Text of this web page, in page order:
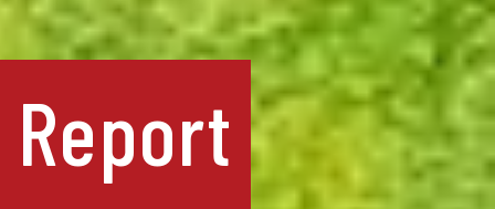
Report